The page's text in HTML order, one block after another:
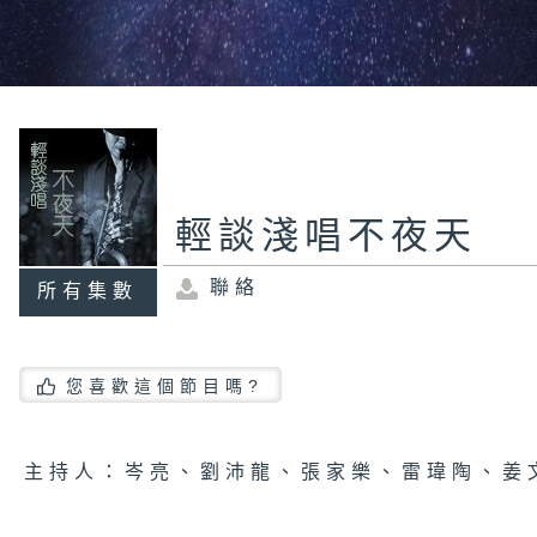
所有集數
輕談淺唱不夜天
聯絡
您喜歡這個節目嗎?
主持人：岑亮、劉沛龍、張家樂、雷瑋陶、姜